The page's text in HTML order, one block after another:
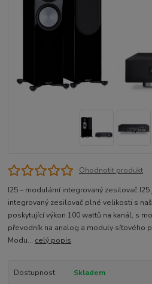
Ohodnotit produkt
I25 – modulární integrovaný zesilovač
integrovaný zesilovač plné velikosti s
poskytující výkon 100 wattů na kanál, s
převodník na analog a moduly síťového
Modu... celý popis
Dostupnost
Skladem